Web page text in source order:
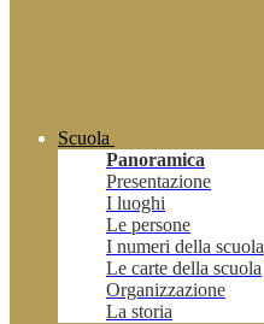
Scuola
Panoramica
Presentazione
I luoghi
Le persone
I numeri della scuola
Le carte della scuola
Organizzazione
La storia